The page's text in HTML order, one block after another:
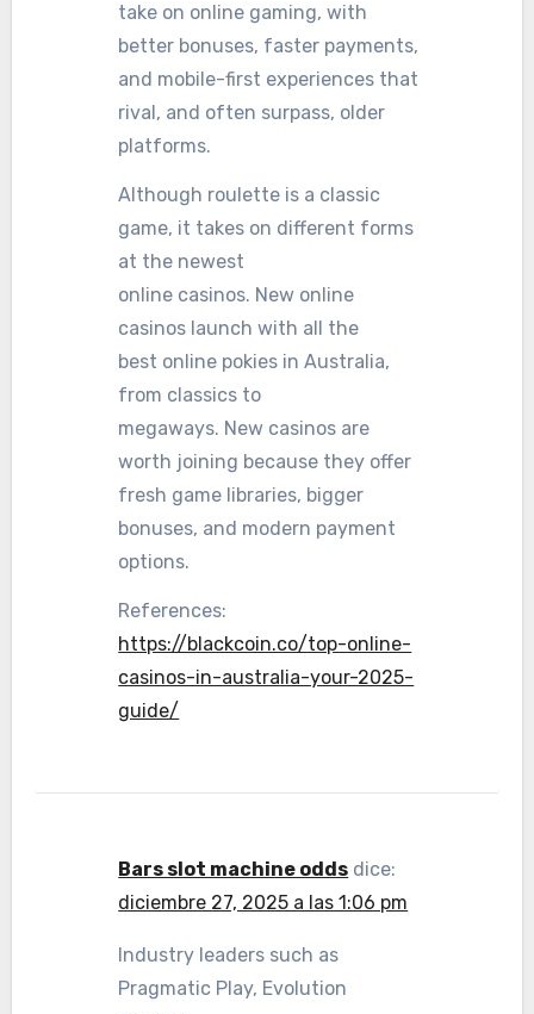
take on online gaming, with
better bonuses, faster payments,
and mobile-first experiences that
rival, and often surpass, older
platforms.
Although roulette is a classic
game, it takes on different forms
at the newest
online casinos. New online
casinos launch with all the
best online pokies in Australia,
from classics to
megaways. New casinos are
worth joining because they offer
fresh game libraries, bigger
bonuses, and modern payment
options.
References:
https://blackcoin.co/top-online-
casinos-in-australia-your-2025-
guide/
Bars slot machine odds dice:
diciembre 27, 2025 a las 1:06 pm
Industry leaders such as
Pragmatic Play, Evolution